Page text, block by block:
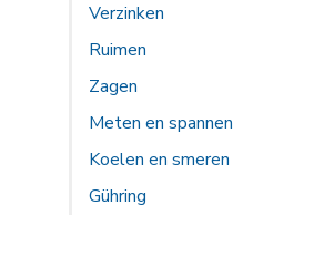
Verzinken
Ruimen
Zagen
Meten en spannen
Koelen en smeren
Gühring